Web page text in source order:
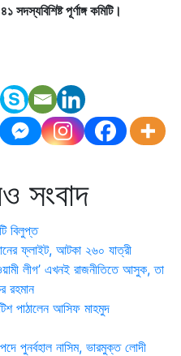
৪১ সদস্যবিশিষ্ট পূর্ণাঙ্গ কমিটি।
সংবাদ
বিলুপ্ত
ফ্লাইট, আটকা ২৬০ যাত্রী
লীগ’ এখনই রাজনীতিতে আসুক, তা
রহমান
পাঠালেন আসিফ মাহমুদ
পুনর্বহাল নাসিম, ভারমুক্ত লোদী